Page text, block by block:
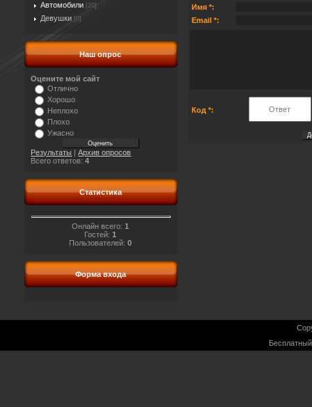
Автомобили [20]
Девушки [0]
Наш опрос
Оцените мой сайт
Отлично
Хорошо
Неплохо
Плохо
Ужасно
Результаты |Архив опросов
Всего ответов:4
Статистика
Онлайн всего:1
Гостей:1
Пользователей:0
Форма входа
Имя *:
Email *:
Код *: